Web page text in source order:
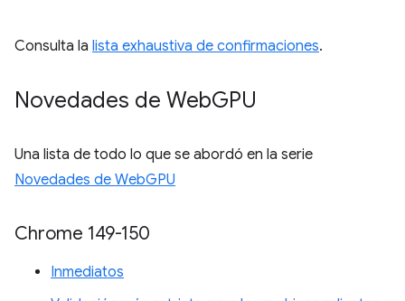
Consulta la lista exhaustiva de confirmaciones.
Novedades de WebGPU
Una lista de todo lo que se abordó en la serie
Novedades de WebGPU
Chrome 149-150
Inmediatos